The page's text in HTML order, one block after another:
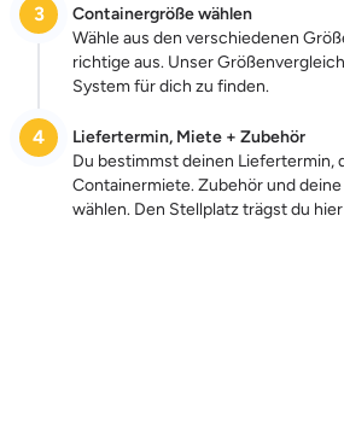
3
Containergröße wählen
Wähle aus den verschiedenen
richtige aus. Unser
System für dich zu finden.
4
Liefertermin, Miete + Zubehör
Du bestimmst deinen Liefertermin,
Containermiete. Zubehör und
wählen. Den Stellplatz trägst du